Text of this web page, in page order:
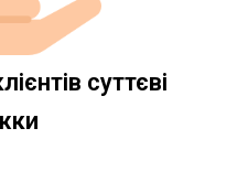
суттєві